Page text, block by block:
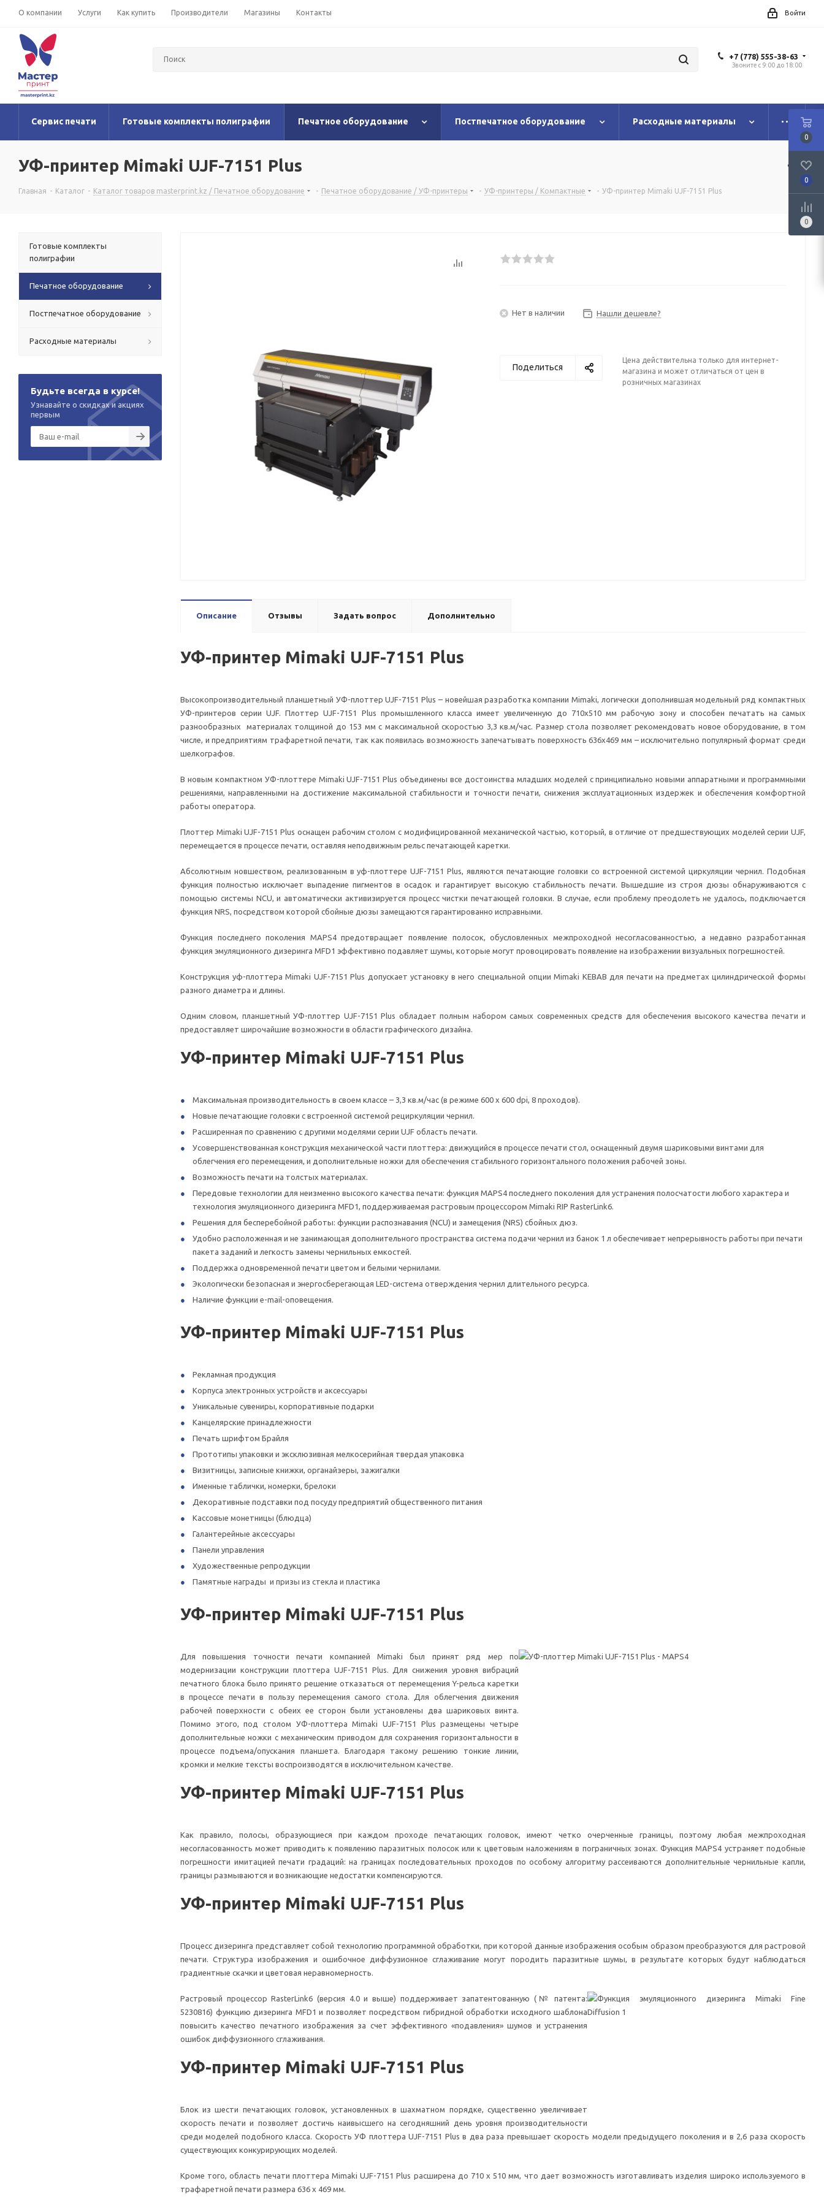
О компании Услуги Как купить Производители Магазины Контакты Войти
+7 (778) 555-38-63
Звоните с 9:00 до 18:00
Сервис печати Готовые комплекты полиграфии Печатное оборудование Постпечатное оборудование Расходные материалы
УФ-принтер Mimaki UJF-7151 Plus
Главная - Каталог - Каталог товаров masterprint.kz / Печатное оборудование - Печатное оборудование / УФ-принтеры - УФ-принтеры / Компактные - УФ-принтер Mimaki UJF-7151 Plus
Нет в наличии Нашли дешевле?
Поделиться
Цена действительна только для интернет-
магазина и может отличаться от цен в
розничных магазинах
Описание Отзывы Задать вопрос Дополнительно
УФ-принтер Mimaki UJF-7151 Plus
Высокопроизводительный планшетный УФ-плоттер UJF-7151 Plus – новейшая разработка компании Mimaki, логически дополнившая модельный ряд компактных
УФ-принтеров серии UJF. Плоттер UJF-7151 Plus промышленного класса имеет увеличенную до 710х510 мм рабочую зону и способен печатать на самых
разнообразных материалах толщиной до 153 мм с максимальной скоростью 3,3 кв.м/час. Размер стола позволяет рекомендовать новое оборудование, в том
числе, и предприятиям трафаретной печати, так как появилась возможность запечатывать поверхность 636х469 мм – исключительно популярный формат среди
шелкографов.
В новым компактном УФ-плоттере Mimaki UJF-7151 Plus объединены все достоинства младших моделей с принципиально новыми аппаратными и программными
решениями, направленными на достижение максимальной стабильности и точности печати, снижения эксплуатационных издержек и обеспечения комфортной
работы оператора.
Плоттер Mimaki UJF-7151 Plus оснащен рабочим столом с модифицированной механической частью, который, в отличие от предшествующих моделей серии UJF,
перемещается в процессе печати, оставляя неподвижным рельс печатающей каретки.
Абсолютным новшеством, реализованным в уф-плоттере UJF-7151 Plus, являются печатающие головки со встроенной системой циркуляции чернил. Подобная
функция полностью исключает выпадение пигментов в осадок и гарантирует высокую стабильность печати. Вышедшие из строя дюзы обнаруживаются с
помощью системы NCU, и автоматически активизируется процесс чистки печатающей головки. В случае, если проблему преодолеть не удалось, подключается
функция NRS, посредством которой сбойные дюзы замещаются гарантированно исправными.
Функция последнего поколения MAPS4 предотвращает появление полосок, обусловленных межпроходной несогласованностью, а недавно разработанная
функция эмуляционного дизеринга MFD1 эффективно подавляет шумы, которые могут провоцировать появление на изображении визуальных погрешностей.
Конструкция уф-плоттера Mimaki UJF-7151 Plus допускает установку в него специальной опции Mimaki KEBAB для печати на предметах цилиндрической формы
разного диаметра и длины.
Одним словом, планшетный УФ-плоттер UJF-7151 Plus обладает полным набором самых современных средств для обеспечения высокого качества печати и
предоставляет широчайшие возможности в области графического дизайна.
УФ-принтер Mimaki UJF-7151 Plus
Максимальная производительность в своем классе – 3,3 кв.м/час (в режиме 600 х 600 dpi, 8 проходов).
Новые печатающие головки с встроенной системой рециркуляции чернил.
Расширенная по сравнению с другими моделями серии UJF область печати.
Усовершенствованная конструкция механической части плоттера: движущийся в процессе печати стол, оснащенный двумя шариковыми винтами для
облегчения его перемещения, и дополнительные ножки для обеспечения стабильного горизонтального положения рабочей зоны.
Возможность печати на толстых материалах.
Передовые технологии для неизменно высокого качества печати: функция MAPS4 последнего поколения для устранения полосчатости любого характера и
технология эмуляционного дизеринга MFD1, поддерживаемая растровым процессором Mimaki RIP RasterLink6.
Решения для бесперебойной работы: функции распознавания (NCU) и замещения (NRS) сбойных дюз.
Удобно расположенная и не занимающая дополнительного пространства система подачи чернил из банок 1 л обеспечивает непрерывность работы при печати
пакета заданий и легкость замены чернильных емкостей.
Поддержка одновременной печати цветом и белыми чернилами.
Экологически безопасная и энергосберегающая LED-система отверждения чернил длительного ресурса.
Наличие функции e-mail-оповещения.
УФ-принтер Mimaki UJF-7151 Plus
Рекламная продукция
Корпуса электронных устройств и аксессуары
Уникальные сувениры, корпоративные подарки
Канцелярские принадлежности
Печать шрифтом Брайля
Прототипы упаковки и эксклюзивная мелкосерийная твердая упаковка
Визитницы, записные книжки, органайзеры, зажигалки
Именные таблички, номерки, брелоки
Декоративные подставки под посуду предприятий общественного питания
Кассовые монетницы (блюдца)
Галантерейные аксессуары
Панели управления
Художественные репродукции
Памятные награды и призы из стекла и пластика
УФ-принтер Mimaki UJF-7151 Plus
Для повышения точности печати компанией Mimaki был принят ряд мер по
модернизации конструкции плоттера UJF-7151 Plus. Для снижения уровня вибраций
печатного блока было принято решение отказаться от перемещения Y-рельса каретки
в процессе печати в пользу перемещения самого стола. Для облегчения движения
рабочей поверхности с обеих ее сторон были установлены два шариковых винта.
Помимо этого, под столом УФ-плоттера Mimaki UJF-7151 Plus размещены четыре
дополнительные ножки с механическим приводом для сохранения горизонтальности в
процессе подъема/опускания планшета. Благодаря такому решению тонкие линии,
кромки и мелкие тексты воспроизводятся в исключительном качестве.
УФ-принтер Mimaki UJF-7151 Plus
Как правило, полосы, образующиеся при каждом проходе печатающих головок, имеют четко очерченные границы, поэтому любая межпроходная
несогласованность может приводить к появлению паразитных полосок или к цветовым наложениям в пограничных зонах. Функция MAPS4 устраняет подобные
погрешности имитацией печати градаций: на границах последовательных проходов по особому алгоритму рассеиваются дополнительные чернильные капли,
границы размываются и возникающие недостатки компенсируются.
УФ-принтер Mimaki UJF-7151 Plus
Процесс дизеринга представляет собой технологию программной обработки, при которой данные изображения особым образом преобразуются для растровой
печати. Структура изображения и ошибочное диффузионное сглаживание могут породить паразитные шумы, в результате которых будут наблюдаться
градиентные скачки и цветовая неравномерность.
Растровый процессор RasterLink6 (версия 4.0 и выше) поддерживает запатентованную (№ патента:
5230816) функцию дизеринга MFD1 и позволяет посредством гибридной обработки исходного шаблона
повысить качество печатного изображения за счет эффективного «подавления» шумов и устранения
ошибок диффузионного сглаживания.
УФ-принтер Mimaki UJF-7151 Plus
Блок из шести печатающих головок, установленных в шахматном порядке, существенно увеличивает
скорость печати и позволяет достичь наивысшего на сегодняшний день уровня производительности
среди моделей подобного класса. Скорость УФ плоттера UJF-7151 Plus в два раза превышает скорость модели предыдущего поколения и в 2,6 раза скорость
существующих конкурирующих моделей.
Кроме того, область печати плоттера Mimaki UJF-7151 Plus расширена до 710 х 510 мм, что дает возможность изготавливать изделия широко используемого в
трафаретной печати размера 636 х 469 мм.
Готовые комплекты
полиграфии
Печатное оборудование
Постпечатное оборудование
Расходные материалы
Будьте всегда в курсе!
Узнавайте о скидках и акциях
первым
0
0
0